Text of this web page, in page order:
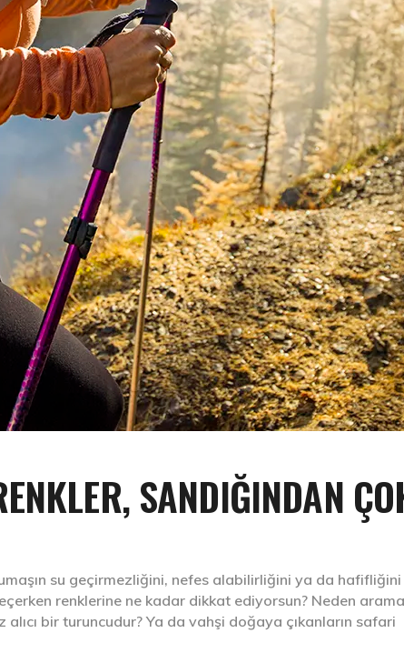
SANDIĞINDAN
su geçirmezliğini, nefes alabilirliğini ya da hafifliğini
renklerine ne kadar dikkat ediyorsun? Neden arama
bir turuncudur? Ya da vahşi doğaya çıkanların safari